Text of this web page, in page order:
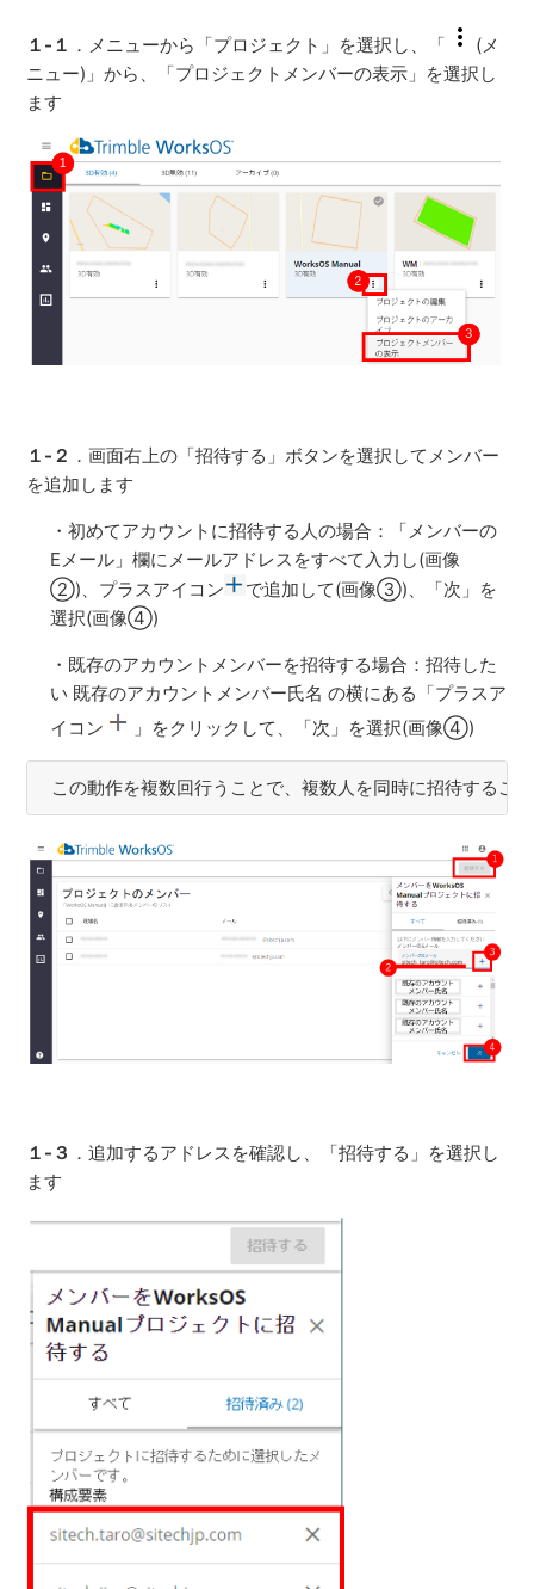
１-１ ．メニューから「プロジェクト」を選択し、「
(メ
ニュー)」から、「プロジェクトメンバーの表示」を選択し
ます
１-２ ．画面右上の「招待する」ボタンを選択してメンバー
を追加します
・初めてアカウントに招待する人の場合：「メンバーの
Eメール」欄にメールアドレスをすべて入力し(画像
②)、プラスアイコン
で追加して(画像③)、「次」を
選択(画像④)
・既存のアカウントメンバーを招待する場合：招待した
い 既存のアカウントメンバー氏名 の横にある「プラスア
イコン
」をクリックして、「次」を選択(画像④)
この動作を複数回行うことで、複数人を同時に招待するこ
１-３ ．追加するアドレスを確認し、「招待する」を選択し
ます